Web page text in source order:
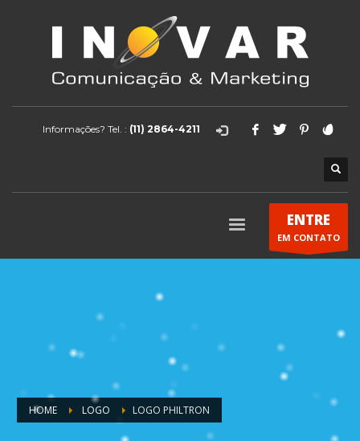
Informações? Tel. : (11) 2864-4211
ENTRE
EM CONTATO
HOME LOGO LOGO PHILTRON